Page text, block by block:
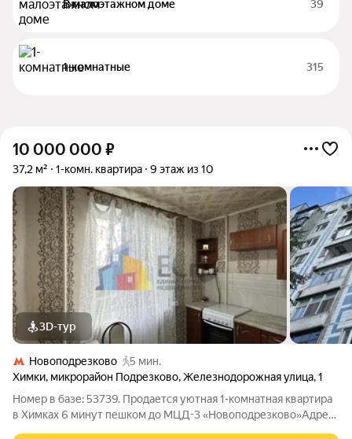
В малоэтажном доме 39
1-комнатные 315
10 000 000 ₽
37,2 м² 1-комн. квартира 9 этаж из 10
3D-тур
Новоподрезково
5 мин.
Химки, микрорайон Подрезково,Железнодорожная улица,1
Номер в базе: 53739. Продается уютная 1-комнатная квартира
в Химках 6 минут пешком до МЦД-3 «Новоподрезково»Адрес: